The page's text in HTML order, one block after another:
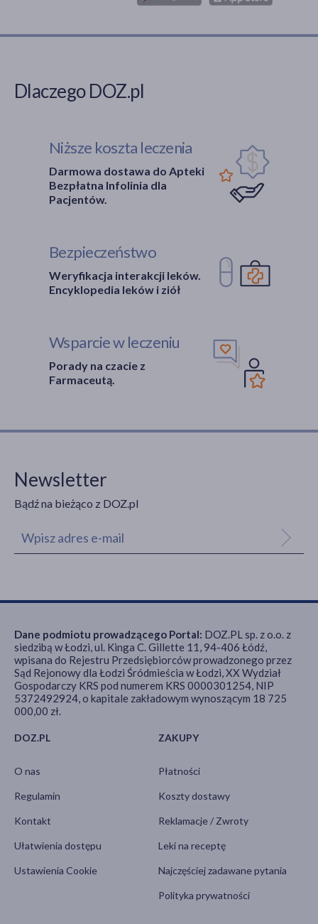
Dlaczego DOZ.pl
Niższe koszta leczenia
Darmowa dostawa do Apteki
Bezpłatna Infolinia dla
Pacjentów.
Bezpieczeństwo
Weryfikacja interakcji leków.
Encyklopedia leków i ziół
Wsparcie w leczeniu
Porady na czacie z
Farmaceutą.
Newsletter
Bądź na bieżąco z DOZ.pl
DOZ.PL
O nas
Regulamin
Kontakt
Ułatwienia dostępu
Ustawienia Cookie
ZAKUPY
Płatności
Koszty dostawy
Reklamacje / Zwroty
Leki na receptę
Najczęściej zadawane pytania
Polityka prywatności
Dane podmiotu prowadzącego Portal: DOZ.PL sp. z o.o. z
siedzibą w Łodzi, ul. Kinga C. Gillette 11, 94-406 Łódź,
wpisana do Rejestru Przedsiębiorców prowadzonego przez
Sąd Rejonowy dla Łodzi Śródmieścia w Łodzi, XX Wydział
Gospodarczy KRS pod numerem KRS 0000301254, NIP
5372492924, o kapitale zakładowym wynoszącym 18 725
000,00 zł.